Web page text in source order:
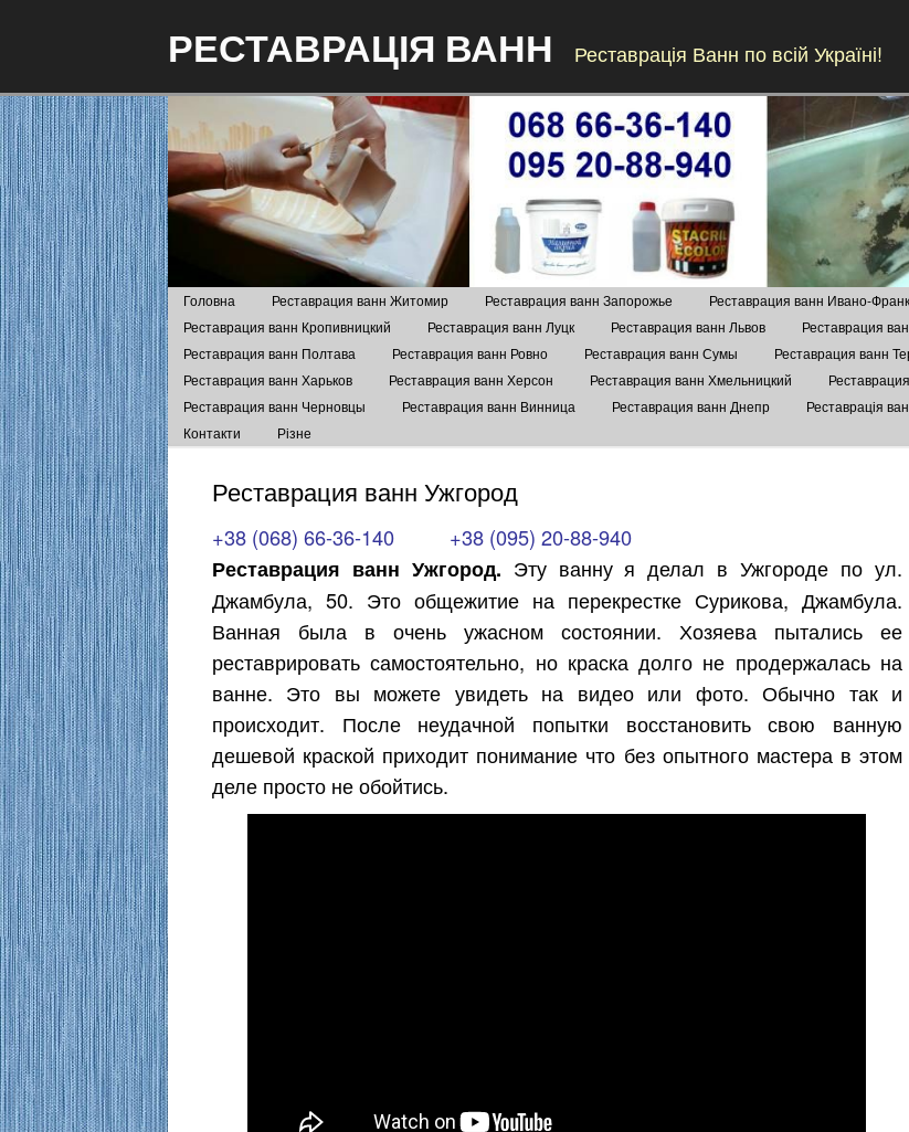
РЕСТАВРАЦІЯ ВАНН Реставрація Ванн по всій Україні!
Skip to content
Головна Реставрация ванн Житомир Реставрация ванн Запорожье Реставрация ванн Ивано-
Реставрация ванн Кропивницкий
Реставрация ванн Луцк Реставрация ванн Львов Реставрация
Реставрация ванн Полтава
Реставрация ванн Ровно Реставрация ванн Сумы Реставрация ванн
Реставрация ванн Харьков Реставрация ванн Херсон Реставрация ванн Хмельницкий
Реставрация ванн Черновцы
Реставрация ванн Винница Реставрация ванн Днепр Реставрація
Контакти
Різне
Реставрация ванн Ужгород
+38 (068) 66-36-140
+38 (095) 20-88-940
Реставрация ванн Ужгород. Эту ванну я делал в Ужгороде по ул.
Джамбула, 50. Это общежитие на перекрестке Сурикова, Джамбула.
Ванная была в очень ужасном состоянии. Хозяева пытались ее
реставрировать самостоятельно, но краска долго не продержалась на
ванне. Это вы можете увидеть на видео или фото. Обычно так и
происходит. После неудачной попытки восстановить свою ванную
дешевой краской приходит понимание что без опытного мастера в этом
деле просто не обойтись.